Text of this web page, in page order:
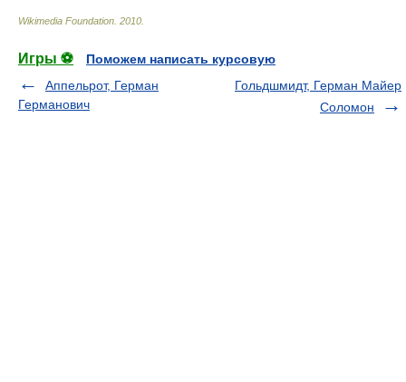
Wikimedia Foundation 2010
Игры ⚽
Поможем написать курсовую
Аппельрот, Герман
Германович
Гольдшмидт, Герман Майер
Соломон